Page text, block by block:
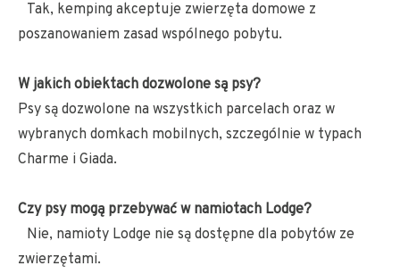
Tak, kemping akceptuje zwierzęta domowe z
poszanowaniem zasad wspólnego pobytu.
W jakich obiektach dozwolone są psy?
Psy są dozwolone na wszystkich parcelach oraz w
wybranych domkach mobilnych, szczególnie w typach
Charme i Giada.
Czy psy mogą przebywać w namiotach Lodge?
Nie, namioty Lodge nie są dostępne dla pobytów ze
zwierzętami.